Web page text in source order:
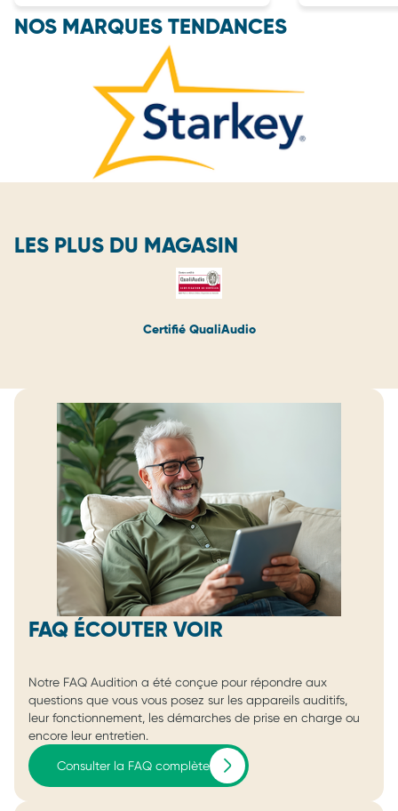
NOS MARQUES TENDANCES
LES PLUS DU MAGASIN
Certifié QualiAudio
FAQ ÉCOUTER VOIR
Notre FAQ Audition a été conçue pour répondre aux
questions que vous vous posez sur les appareils auditifs,
leur fonctionnement, les démarches de prise en charge ou
encore leur entretien.
Consulter la FAQ complète